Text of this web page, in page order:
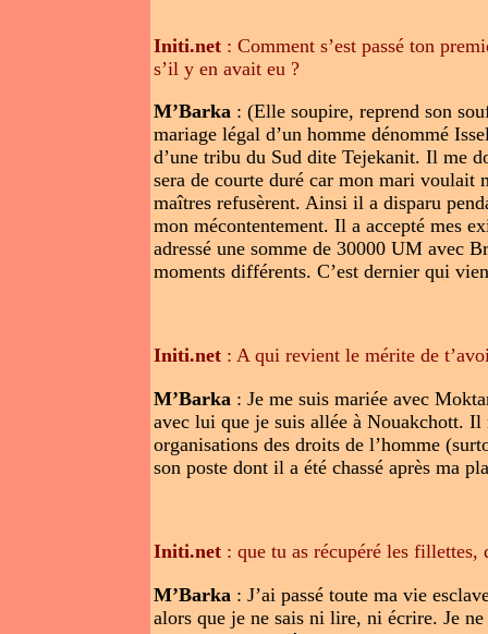
Initi.net : Comment s’est passé ton
s’il y en avait eu ?
M’Barka : (Elle soupire, reprend son
mariage légal d’un homme dénommé
d’une tribu du Sud dite Tejekanit. Il me
sera de courte duré car mon mari voulait
maîtres refusèrent. Ainsi il a disparu
mon mécontentement. Il a accepté mes
adressé une somme de 30000 UM avec
moments différents. C’est dernier qui
Initi.net : A qui revient le mérite de
M’Barka : Je me suis mariée avec
avec lui que je suis allée à Nouakchott. Il
organisations des droits de l’homme
son poste dont il a été chassé après ma
Initi.net : que tu as récupéré les fillettes,
M’Barka : J’ai passé toute ma vie
alors que je ne sais ni lire, ni écrire. Je